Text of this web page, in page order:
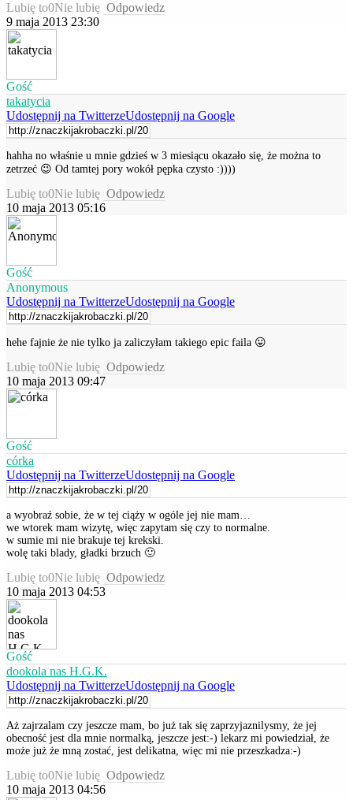
Lubię to0Nie lubię Odpowiedz
9 maja 2013 23:30
Gość
takatycia
Udostępnij na TwitterzeUdostępnij na Google
hahha no właśnie u mnie gdzieś w 3 miesiącu okazało się, że można to
zetrzeć 😉 Od tamtej pory wokół pępka czysto :))))
Lubię to0Nie lubię Odpowiedz
10 maja 2013 05:16
Gość
Anonymous
Udostępnij na TwitterzeUdostępnij na Google
hehe fajnie że nie tylko ja zaliczyłam takiego epic faila 😛
Lubię to0Nie lubię Odpowiedz
10 maja 2013 09:47
Gość
córka
Udostępnij na TwitterzeUdostępnij na Google
a wyobraź sobie, że w tej ciąży w ogóle jej nie mam…
we wtorek mam wizytę, więc zapytam się czy to normalne.
w sumie mi nie brakuje tej krekski.
wolę taki blady, gładki brzuch 🙂
Lubię to0Nie lubię Odpowiedz
10 maja 2013 04:53
Gość
dookola nas H.G.K.
Udostępnij na TwitterzeUdostępnij na Google
Aż zajrzalam czy jeszcze mam, bo już tak się zaprzyjaznilysmy, że jej
obecność jest dla mnie normalką, jeszcze jest:-) lekarz mi powiedział, że
może już że mną zostać, jest delikatna, więc mi nie przeszkadza:-)
Lubię to0Nie lubię Odpowiedz
10 maja 2013 04:56